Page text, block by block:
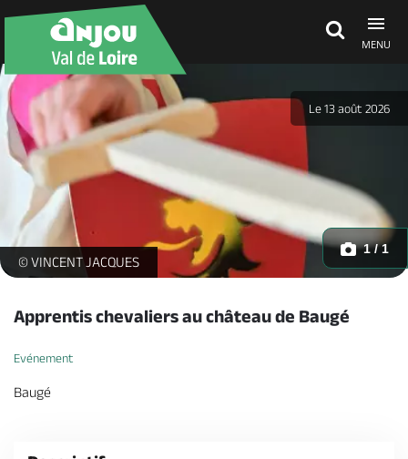
MENU
Découvrir
À voir, à faire
Agenda
Séjours, cadeaux
apprentis chevaliers -
© VINCENT JACQUES
1 / 1
Le 13 août 2026
Apprentis chevaliers au château de Baugé
Evénement
Baugé